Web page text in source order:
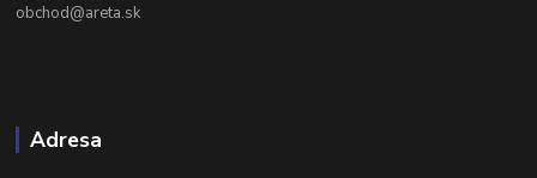
obchod@areta.sk
Adresa